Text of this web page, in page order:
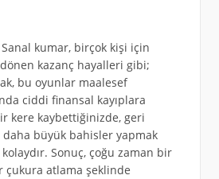
kumar, birçok kişi için
kazanç hayalleri gibi;
bu oyunlar maalesef
ciddi finansal kayıplara
kere kaybettiğinizde, geri
daha büyük bahisler yapmak
kolaydır. Sonuç, çoğu zaman bir
çukura atlama şeklinde